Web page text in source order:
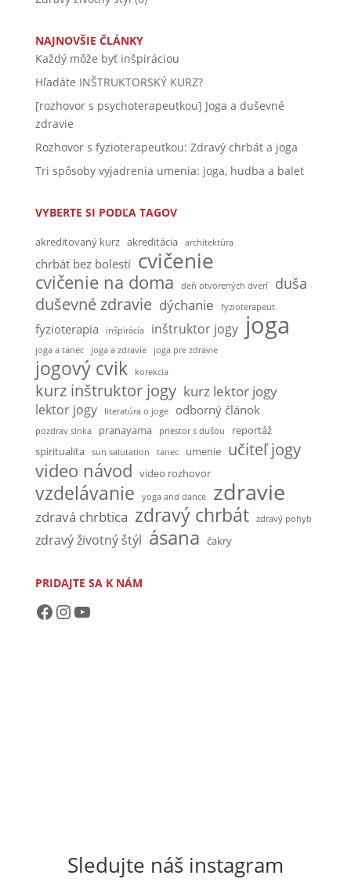
NAJNOVŠIE ČLÁNKY
Každý môže byť inšpiráciou
Hľadáte INŠTRUKTORSKÝ KURZ?
[rozhovor s psychoterapeutkou] Joga a duševné
zdravie
Rozhovor s fyzioterapeutkou: Zdravý chrbát a joga
Tri spôsoby vyjadrenia umenia: joga, hudba a balet
VYBERTE SI PODĽA TAGOV
akreditovaný kurz akreditácia architektúra
chrbát bez bolestí cvičenie
cvičenie na doma deň otvorených dverí duša
duševné zdravie dýchanie fyzioterapeut
fyzioterapia inšpirácia inštruktor jogy joga
joga a tanec joga a zdravie joga pre zdravie
jogový cvik korekcia
kurz inštruktor jogy kurz lektor jogy
lektor jogy literatúra o joge odborný článok
pozdrav slnka pranayama priestor s dušou
reportáž
spiritualita
sun salutation tanec umenie učiteľ jogy
video návod video rozhovor
vzdelávanie yoga and dance zdravie
zdravá chrbtica zdravý chrbát zdravý pohyb
zdravý životný štýl ásana čakry
PRIDAJTE SA K NÁM
https://www.facebook.com/akademiaasana/?ref=bookmarks
https://www.instagram.com/
https://www.youtube.com/channel/UCvRmx8SqfglylSDOudCnB0Q?view_as=subscriber
Sledujte náš instagram